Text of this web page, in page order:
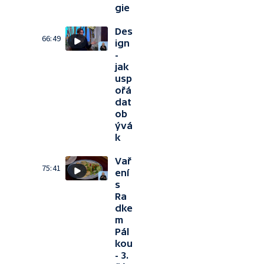
gie
66:49
Des
ign
-
jak
usp
ořá
dat
ob
ývá
k
75:41
Vař
ení
s
Ra
dke
m
Pál
kou
- 3.